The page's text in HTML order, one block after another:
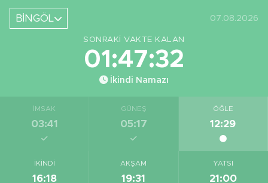
BİNGÖL
07.08.2026
SONRAKI VAKTE KALAN
01:47:32
İkindi Namazı
İMSAK
03:41
GÜNEŞ
05:17
ÖĞLE
12:29
İKINDI
16:18
AKŞAM
19:31
YATSI
21:00